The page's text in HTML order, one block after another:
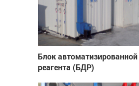
Блок
реагента (БДР)